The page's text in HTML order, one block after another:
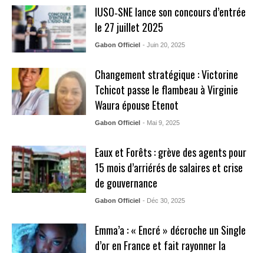
IUSO‑SNE lance son concours d’entrée
le 27 juillet 2025
Gabon Officiel - Juin 20, 2025
Changement stratégique : Victorine
Tchicot passe le flambeau à Virginie
Waura épouse Etenot
Gabon Officiel - Mai 9, 2025
Eaux et Forêts : grève des agents pour
15 mois d’arriérés de salaires et crise
de gouvernance
Gabon Officiel - Déc 30, 2025
Emma’a : « Encré » décroche un Single
d’or en France et fait rayonner la